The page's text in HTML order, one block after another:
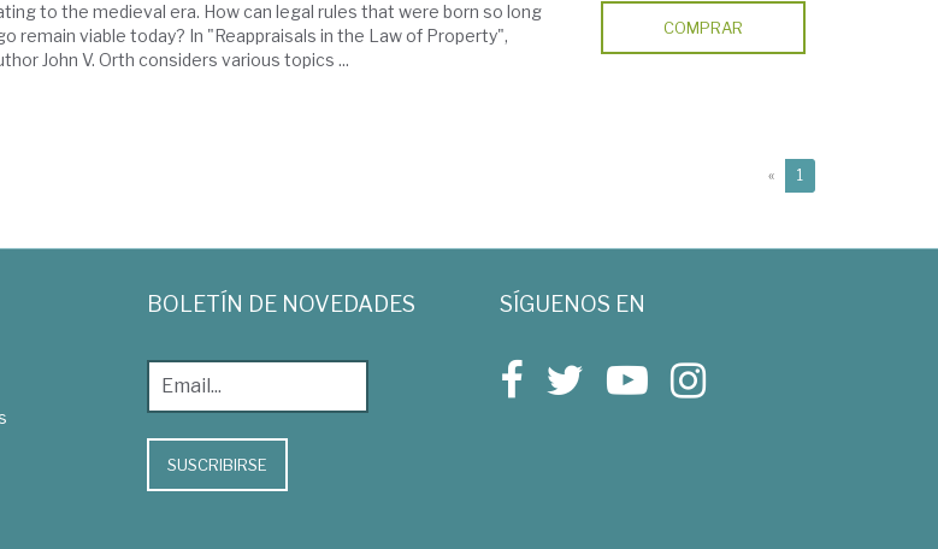
to the medieval era. How can legal rules that were born so long
remain viable today? In "Reappraisals in the Law of Property",
John V. Orth considers various topics ...
COMPRAR
« 1
BOLETÍN DE NOVEDADES
SUSCRIBIRSE
SÍGUENOS EN